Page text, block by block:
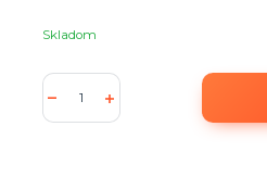
Skladom